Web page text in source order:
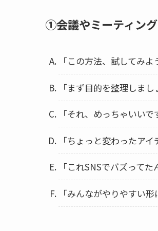
①会議やミーティン
「この方法、試してみよ
「まず目的を整理しまし
「それ、めっちゃいいで
「ちょっと変わったア
「これSNSでバズって
「みんながやりやすい形